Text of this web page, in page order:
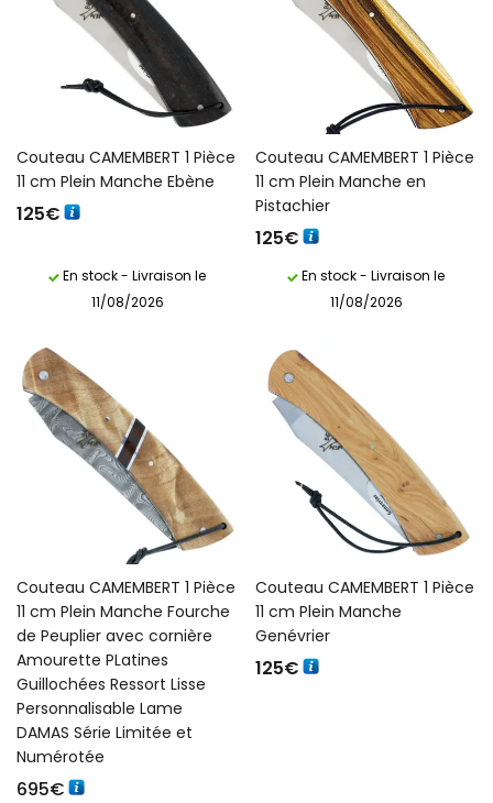
Couteau CAMEMBERT 1 Pièce
11 cm Plein Manche Ebène
125€
En stock - Livraison le
11/08/2026
Couteau CAMEMBERT 1 Pièce
11 cm Plein Manche en
Pistachier
125€
En stock - Livraison le
11/08/2026
Couteau CAMEMBERT 1 Pièce
11 cm Plein Manche Fourche
de Peuplier avec cornière
Amourette PLatines
Guillochées Ressort Lisse
Personnalisable Lame
DAMAS Série Limitée et
Numérotée
695€
Couteau CAMEMBERT 1 Pièce
11 cm Plein Manche
Genévrier
125€